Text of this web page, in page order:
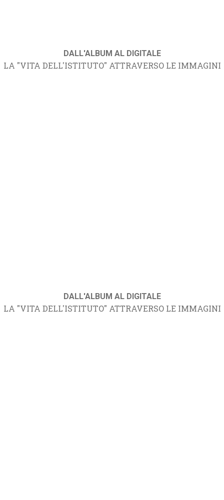
DALL'ALBUM AL DIGITALE
LA "VITA DELL'ISTITUTO" ATTRAVERSO LE IMMAGINI
DALL'ALBUM AL DIGITALE
LA "VITA DELL'ISTITUTO" ATTRAVERSO LE IMMAGINI